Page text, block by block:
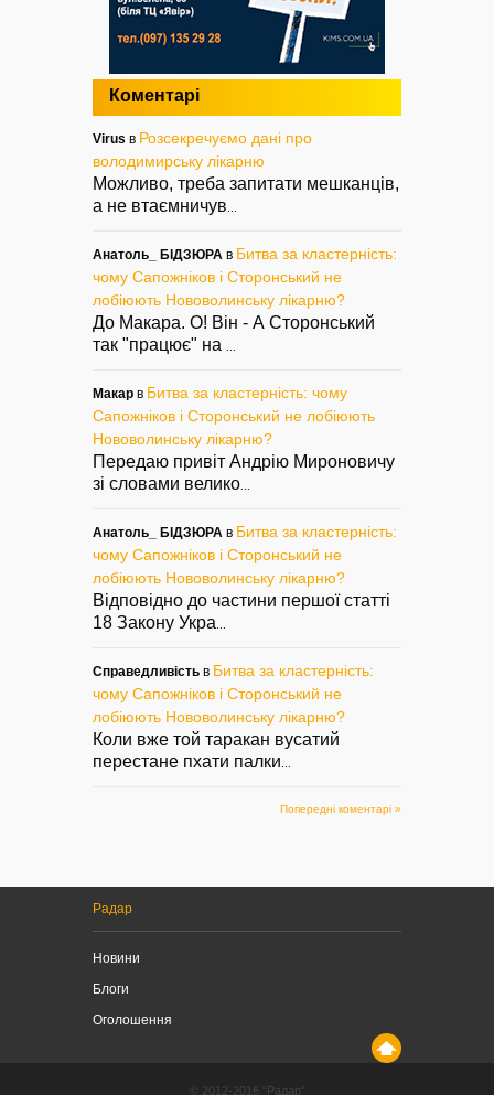
Коментарі
Virus в Розсекречуємо дані про
володимирську лікарню
Можливо, треба запитати мешканців,
а не втаємничув...
Анатоль_ БІДЗЮРА в Битва за кластерність:
чому Сапожніков і Сторонський не
лобіюють Нововолинську лікарню?
До Макара. О! Він - А Сторонський
так "працює" на ...
Макар в Битва за кластерність: чому
Сапожніков і Сторонський не лобіюють
Нововолинську лікарню?
Передаю привіт Андрію Мироновичу
зі словами велико...
Анатоль_ БІДЗЮРА в Битва за кластерність:
чому Сапожніков і Сторонський не
лобіюють Нововолинську лікарню?
Відповідно до частини першої статті
18 Закону Укра...
Справедливість в Битва за кластерність:
чому Сапожніков і Сторонський не
лобіюють Нововолинську лікарню?
Коли вже той таракан вусатий
перестане пхати палки...
Попередні коментарі »
Радар
Новини
Блоги
Оголошення
© 2012-2016 “Радар”